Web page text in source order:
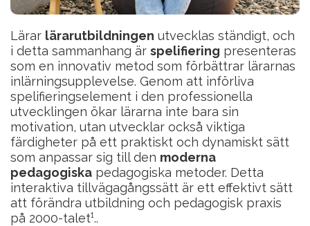
Lärar lärarutbildningen utvecklas ständigt, och
i detta sammanhang är spelifiering presenteras
som en innovativ metod som förbättrar lärarnas
inlärningsupplevelse. Genom att införliva
spelifieringselement i den professionella
utvecklingen ökar lärarna inte bara sin
motivation, utan utvecklar också viktiga
färdigheter på ett praktiskt och dynamiskt sätt
som anpassar sig till den moderna
pedagogiska pedagogiska metoder. Detta
interaktiva tillvägagångssätt är ett effektivt sätt
att förändra utbildning och pedagogisk praxis
på 2000-talet¹..